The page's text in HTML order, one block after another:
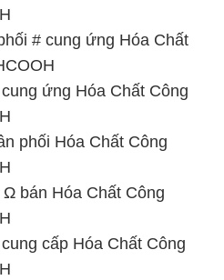
# cung ứng Hóa Chất
ứng Hóa Chất Công
phối Hóa Chất Công
bán Hóa Chất Công
cấp Hóa Chất Công